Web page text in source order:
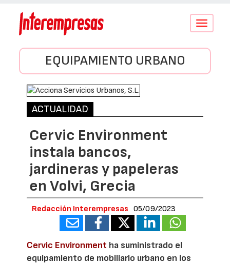
Conmutar
EQUIPAMIENTO URBANO
ACTUALIDAD
Cervic Environment
instala bancos,
jardineras y papeleras
en Volvi, Grecia
Redacción Interempresas 05/09/2023
Cervic Environment ha suministrado el
equipamiento de mobiliario urbano en los